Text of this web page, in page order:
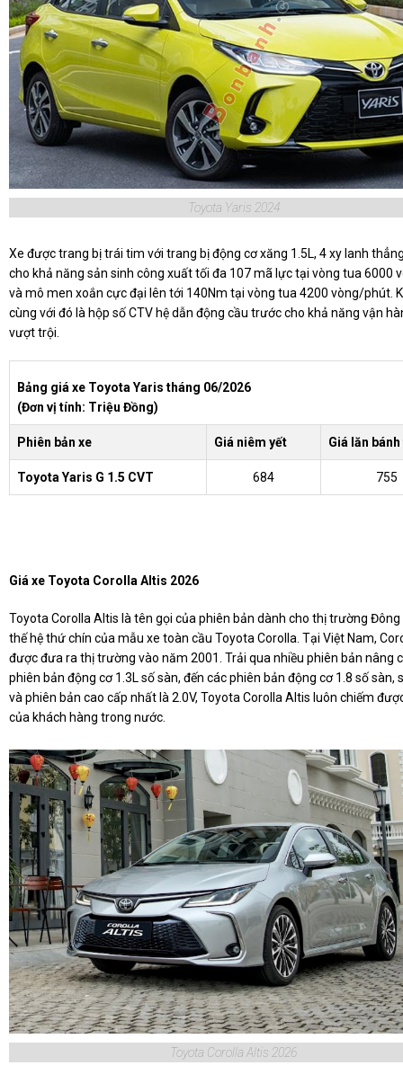
Toyota Yaris 2024
Xe được trang bị trái tim với trang bị động cơ xăng 1.5L, 4 xy lanh
cho khả năng sản sinh công xuất tối đa 107 mã lực tại vòng tua 6000
và mô men xoắn cực đại lên tới 140Nm tại vòng tua 4200 vòng/phút.
cùng với đó là hộp số CTV hệ dẫn động cầu trước cho khả năng vận
vượt trội.
Bảng giá xe Toyota Yaris tháng 06/2026
(Đơn vị tính: Triệu Đồng)
Phiên bản xe Giá niêm yết Giá lăn
Toyota Yaris G 1.5 CVT 684 755
Giá xe Toyota Corolla Altis 2026
Toyota Corolla Altis là tên gọi của phiên bản dành cho thị trường
thế hệ thứ chín của mẫu xe toàn cầu Toyota Corolla. Tại Việt Nam,
được đưa ra thị trường vào năm 2001. Trải qua nhiều phiên bản nâng
phiên bản động cơ 1.3L số sàn, đến các phiên bản động cơ 1.8 số sàn,
và phiên bản cao cấp nhất là 2.0V, Toyota Corolla Altis luôn chiếm
của khách hàng trong nước.
Toyota Corolla Altis 2026